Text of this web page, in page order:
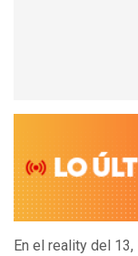
En el reality del 13,